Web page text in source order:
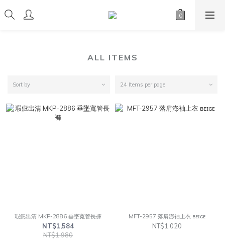
ALL ITEMS
Sort by 24 Items per page
瑕疵出清 MKP-2886 垂墜寬管長褲
NT$1,584
NT$1,980
MFT-2957 落肩澎袖上衣 ʙᴇɪɢᴇ
NT$1,020